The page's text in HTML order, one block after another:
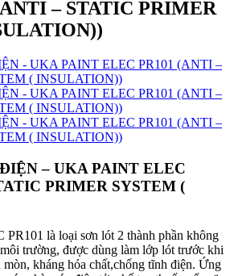
– STATIC PRIMER
– UKA PAINT ELEC
PRIMER SYSTEM (
là loại sơn lót 2 thành phần không
trường, được dùng làm lớp lót trước khi
mòn, kháng hóa chất,chống tĩnh điện. Ứng